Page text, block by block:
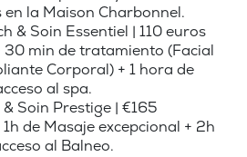
la Maison Charbonnel.
& Soin Essentiel | 110 euros
30 min de tratamiento (Facial
Corporal) + 1 hora de
al spa.
Soin Prestige | €165
de Masaje excepcional + 2h
al Balneo.